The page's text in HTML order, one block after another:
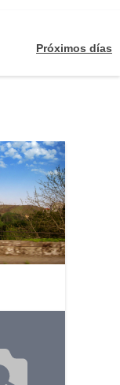
Próximos días